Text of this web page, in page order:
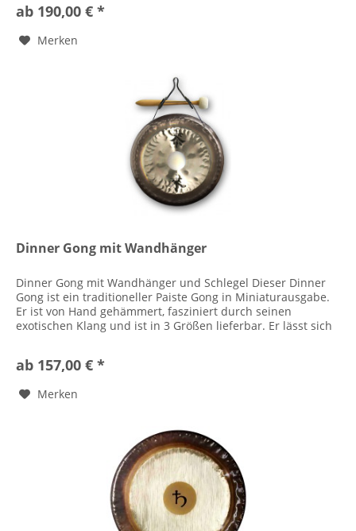
ab 190,00 € *
Merken
Dinner Gong mit Wandhänger
Dinner Gong mit Wandhänger und Schlegel Dieser Dinner
Gong ist ein traditioneller Paiste Gong in Miniaturausgabe.
Er ist von Hand gehämmert, fasziniert durch seinen
exotischen Klang und ist in 3 Größen lieferbar. Er lässt sich
ab 157,00 € *
Merken